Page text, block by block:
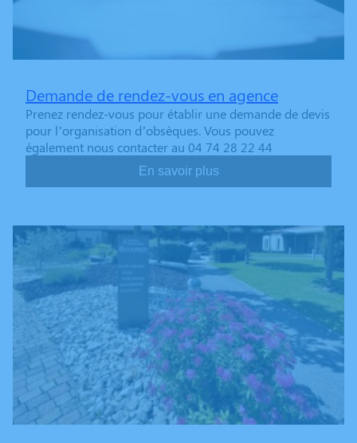
Demande de rendez-vous en agence
Prenez rendez-vous pour établir une demande de devis
pour l’organisation d’obsèques. Vous pouvez
également nous contacter au 04 74 28 22 44
En savoir plus